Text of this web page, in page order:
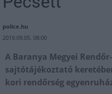
police.hu
2019.09.05. 08:00
A Baranya Megyei
sajtótájékoztató
kori rendőrség